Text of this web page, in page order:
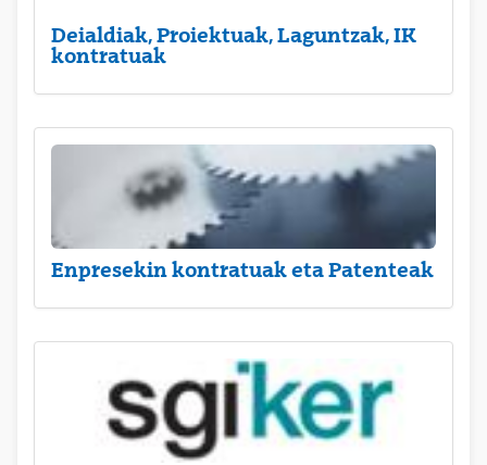
Deialdiak, Proiektuak, Laguntzak, IK
kontratuak
Enpresekin kontratuak eta Patenteak